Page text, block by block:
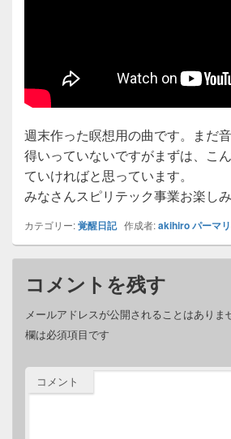
週末作った瞑想用の曲です。まだ
得いっていないですがまずは、こ
ていければと思っています。
みなさんスピリテック事業お楽しみ
カテゴリー:覚醒日記作成者:akihiroパーマ
コメントを残す
メールアドレスが公開されることはありま
欄は必須項目です
コメント